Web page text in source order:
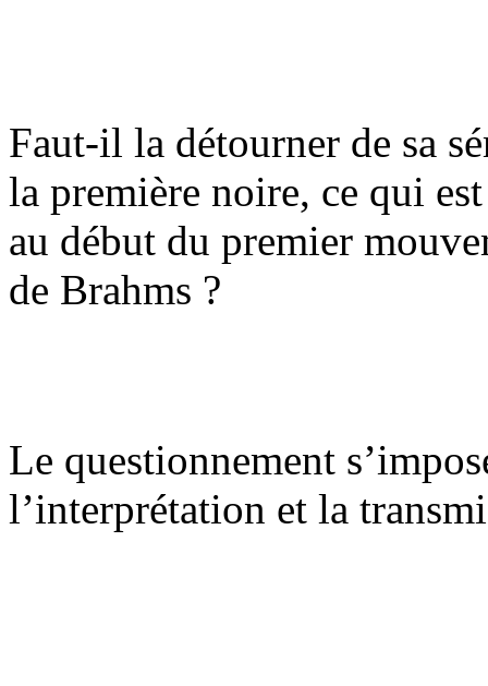
Faut-il la détourner de sa
la première noire, ce qui
au début du premier
de Brahms ?
Le questionnement
l’interprétation et la